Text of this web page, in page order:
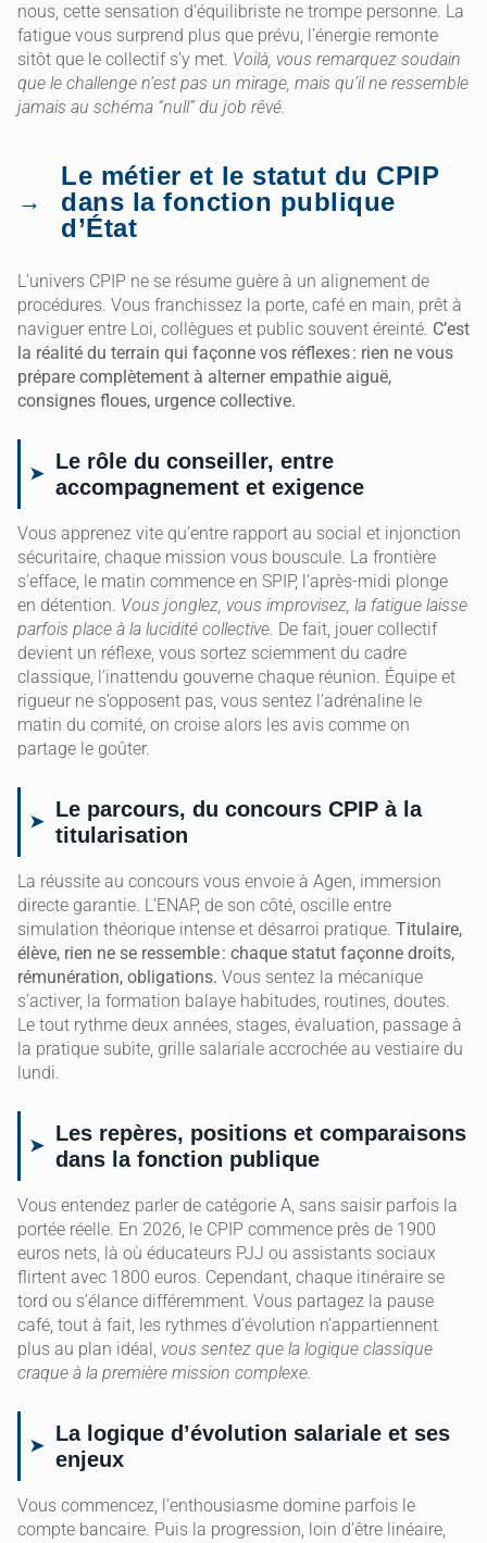
nous, cette sensation d’équilibriste ne trompe personne. La
fatigue vous surprend plus que prévu, l’énergie remonte
sitôt que le collectif s’y met. Voilà, vous remarquez soudain
que le challenge n’est pas un mirage, mais qu’il ne ressemble
jamais au schéma “null” du job rêvé.
Le métier et le statut du CPIP
dans la fonction publique
d’État
L’univers CPIP ne se résume guère à un alignement de
procédures. Vous franchissez la porte, café en main, prêt à
naviguer entre Loi, collègues et public souvent éreinté. C’est
la réalité du terrain qui façonne vos réflexes : rien ne vous
prépare complètement à alterner empathie aiguë,
consignes floues, urgence collective.
Le rôle du conseiller, entre
accompagnement et exigence
Vous apprenez vite qu’entre rapport au social et injonction
sécuritaire, chaque mission vous bouscule. La frontière
s’efface, le matin commence en SPIP, l’après-midi plonge
en détention. Vous jonglez, vous improvisez, la fatigue laisse
parfois place à la lucidité collective. De fait, jouer collectif
devient un réflexe, vous sortez sciemment du cadre
classique, l’inattendu gouverne chaque réunion. Équipe et
rigueur ne s’opposent pas, vous sentez l’adrénaline le
matin du comité, on croise alors les avis comme on
partage le goûter.
Le parcours, du concours CPIP à la
titularisation
La réussite au concours vous envoie à Agen, immersion
directe garantie. L’ENAP, de son côté, oscille entre
simulation théorique intense et désarroi pratique. Titulaire,
élève, rien ne se ressemble : chaque statut façonne droits,
rémunération, obligations. Vous sentez la mécanique
s’activer, la formation balaye habitudes, routines, doutes.
Le tout rythme deux années, stages, évaluation, passage à
la pratique subite, grille salariale accrochée au vestiaire du
lundi.
Les repères, positions et comparaisons
dans la fonction publique
Vous entendez parler de catégorie A, sans saisir parfois la
portée réelle. En 2026, le CPIP commence près de 1900
euros nets, là où éducateurs PJJ ou assistants sociaux
flirtent avec 1800 euros. Cependant, chaque itinéraire se
tord ou s’élance différemment. Vous partagez la pause
café, tout à fait, les rythmes d’évolution n’appartiennent
plus au plan idéal, vous sentez que la logique classique
craque à la première mission complexe.
La logique d’évolution salariale et ses
enjeux
Vous commencez, l’enthousiasme domine parfois le
compte bancaire. Puis la progression, loin d’être linéaire,